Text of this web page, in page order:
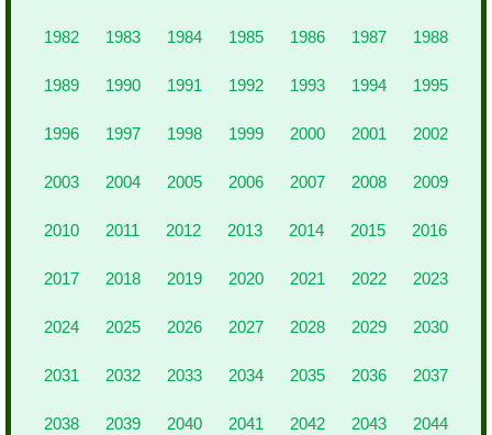
1982 1983 1984 1985 1986 1987 1988
1989 1990 1991 1992 1993 1994 1995
1996 1997 1998 1999 2000 2001 2002
2003 2004 2005 2006 2007 2008 2009
2010 2011 2012 2013 2014 2015 2016
2017 2018 2019 2020 2021 2022 2023
2024 2025 2026 2027 2028 2029 2030
2031 2032 2033 2034 2035 2036 2037
2038 2039 2040 2041 2042 2043 2044